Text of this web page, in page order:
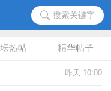
搜索关键字
热帖 精华帖子
昨天 10:00